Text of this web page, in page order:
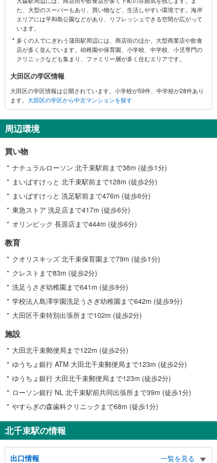
区
に
情
た、大型のスーパーもあり、買い物など、生活しやすい環境です。海岸
エリアには平和島公園などがあり、リフレッシュできる空間が広がって
います。
多くの人でにぎわう蒲田駅周辺には、商店街のほか、大型商業店や飲食
店が多く並んでいます。幼稚園や保育園、小学校、中学校、小児専門の
クリニックなども集まり、ファミリー層が多く住むエリアです。
大田区の学区情報
大田区の学区情報は公開されています。小学校が59件、中学校が28件あり
ます。 大田区の学区から中古マンションを探す
周辺環境
買い物
ナチュラルローソン 北千束駅前まで38m (徒歩1分)
まいばすけっと 北千束駅前まで128m (徒歩2分)
まいばすけっと 洗足駅前まで476m (徒歩6分)
東急ストア 洗足店まで417m (徒歩6分)
オリンピック 長原店まで444m (徒歩6分)
教育
クオリスキッズ 北千束保育園まで79m (徒歩1分)
クレストまで83m (徒歩2分)
洗足うさぎ幼稚園まで641m (徒歩9分)
学校法人島澤学園洗足うさぎ幼稚園まで642m (徒歩9分)
大田区千束特別出張所まで102m (徒歩2分)
施設
大田北千束郵便局まで122m (徒歩2分)
ゆうちょ銀行 ATM 大田北千束郵便局まで123m (徒歩2分)
ゆうちょ銀行 大田北千束郵便局まで123m (徒歩2分)
ローソン銀行 NL 北千束駅前共同出張所まで39m (徒歩1分)
やすらぎの森歯科クリニックまで68m (徒歩1分)
北千束駅の情報
出口情報 一覧を見る